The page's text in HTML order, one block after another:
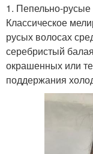
1. Пепельно-
Классическое
русых волосах
серебристый
окрашенных или
поддержания